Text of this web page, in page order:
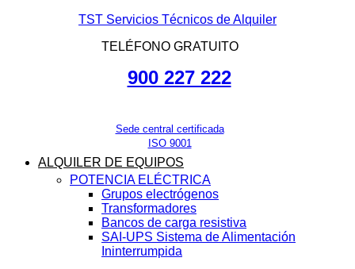
TST Servicios Técnicos de Alquiler
TELÉFONO GRATUITO
900 227 222
Sede central certificada
ISO 9001
ALQUILER DE EQUIPOS
POTENCIA ELÉCTRICA
Grupos electrógenos
Transformadores
Bancos de carga resistiva
SAI-UPS Sistema de Alimentación
Ininterrumpida